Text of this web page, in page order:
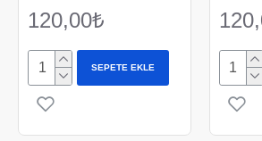
120,00₺
SEPETE EKLE